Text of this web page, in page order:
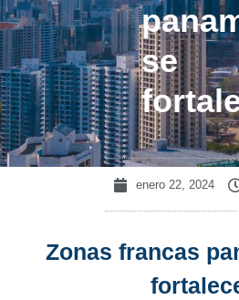
se
enero 22, 2024
Zonas francas